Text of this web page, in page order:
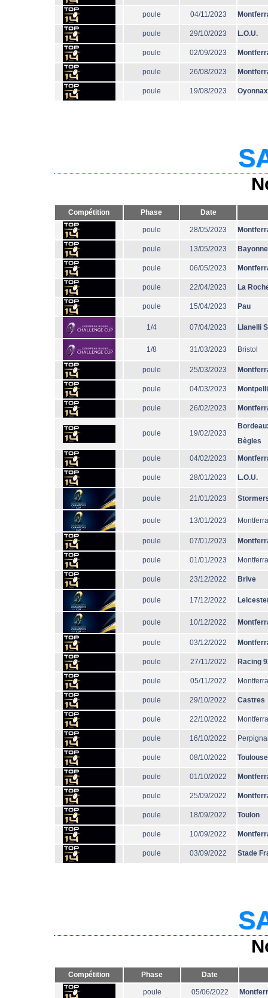
poule 04/11/2023
poule 29/10/2023 L.O.U.
poule 02/09/2023
poule 26/08/2023
poule 19/08/2023 Oyonnax
Compétition Phase Date
poule 28/05/2023
poule 13/05/2023 Bayonne
poule 06/05/2023
poule 22/04/2023 La
poule 15/04/2023 Pau
1/4 07/04/2023 Llanelli
1/8 31/03/2023 Bristol
poule 25/03/2023
poule 04/03/2023
poule 26/02/2023
poule 19/02/2023
Bègles
poule 04/02/2023
poule 28/01/2023 L.O.U.
poule 21/01/2023
poule 13/01/2023
poule 07/01/2023
poule 01/01/2023
poule 23/12/2022 Brive
poule 17/12/2022
poule 10/12/2022
poule 03/12/2022
poule 27/11/2022 Racing
poule 05/11/2022
poule 29/10/2022 Castres
poule 22/10/2022
poule 16/10/2022
poule 08/10/2022 Toulouse
poule 01/10/2022
poule 25/09/2022
poule 18/09/2022 Toulon
poule 10/09/2022
poule 03/09/2022 Stade
Compétition Phase Date
poule 05/06/2022